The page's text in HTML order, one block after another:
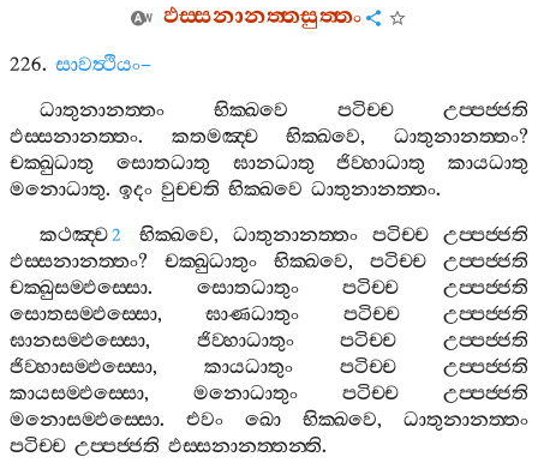
ඵස‍්සනානත‍්තසුත‍්තං
226. සාවත්‍ථියං–
ධාතුනානත‍්තං
භික‍්ඛවෙ පටිච‍්ච
උප‍්පජ‍්ජති
ඵස‍්සනානත‍්තං. කතමඤ‍්ච භික‍්ඛවෙ,ධාතුනානත‍්තං?
චක‍්ඛුධාතු
සොතධාතු ඝානධාතු ජිව‍්හාධාතු
කායධාතු
මනොධාතු. ඉදං වුච‍්චති භික‍්ඛවෙ ධාතුනානත‍්තං.
කථඤ‍්ච2 භික‍්ඛවෙ, ධාතුනානත‍්තං පටිච‍්ච
උප‍්පජ‍්ජති
ඵස‍්සනානත‍්තං? චක‍්ඛුධාතුං භික‍්ඛවෙ, පටිච‍්ච
උප‍්පජ‍්ජති
චක‍්ඛුසම‍්ඵස‍්සො. සොතධාතුං පටිච‍්ච
උප‍්පජ‍්ජති
සොතසම‍්ඵස‍්සො,ඝාණධාතුං පටිච‍්ච
උප‍්පජ‍්ජති
ඝානසම‍්ඵස‍්සො, ජිව‍්හාධාතුං පටිච‍්ච
උප‍්පජ‍්ජති
ජිව‍්හාසම‍්ඵස‍්සො, කායධාතුං පටිච‍්ච
උප‍්පජ‍්ජති
කායසම‍්ඵස‍්සො, මනොධාතුං පටිච‍්ච
උප‍්පජ‍්ජති
මනොසම‍්ඵස‍්සො. එවං ඛො භික‍්ඛවෙ, ධාතුනානත‍්තං
පටිච‍්ච උප‍්පජ‍්ජති ඵස‍්සනානත‍්තන‍්ති.